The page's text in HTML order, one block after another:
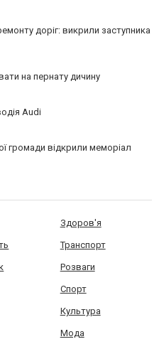
доріг: викрили заступника
на пернату дичину
Audi
громади відкрили меморіал
Здоров'я
Транспорт
Розваги
Спорт
Культура
Мода